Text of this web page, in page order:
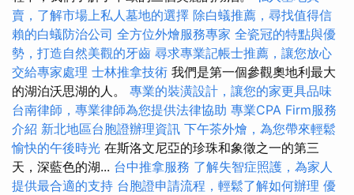
賣，了解市場上私人墓地的選擇 除白蟻推薦，尋找值得信
賴的白蟻防治公司 全方位外燴服務專家 全瓷冠的特點與優
勢，打造自然美觀的牙齒 尋求專業記帳士推薦，讓您放心
交給專家處理 士林推拿技術 我們是第一個參觀奧地利最大
的湖泊沃思湖的人。 專業的裝潢設計，讓您的家更具品味
台南律師，專業律師為您提供法律協助 專業CPA Firm服務
介紹 新北地區台胞證辦理資訊 下午茶外燴，為您帶來輕鬆
愉快的午後時光 在斯洛文尼亞的珍珠和象徵之一的第三
天，深藍色的湖... 台中推拿服務 了解失智症照護，為家人
提供最合適的支持 台胞證申請流程，輕鬆了解如何辦理 優